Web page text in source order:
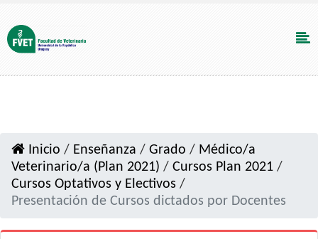
Inicio / Enseñanza / Grado / Médico/a
Veterinario/a (Plan 2021) / Cursos Plan 2021 /
Cursos Optativos y Electivos /
Presentación de Cursos dictados por Docentes